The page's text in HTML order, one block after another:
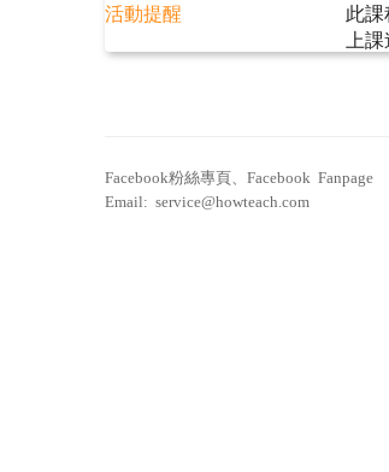
活動提醒
此課
上
Facebook粉絲專頁、Facebook Fanpage
Email: service@howteach.com